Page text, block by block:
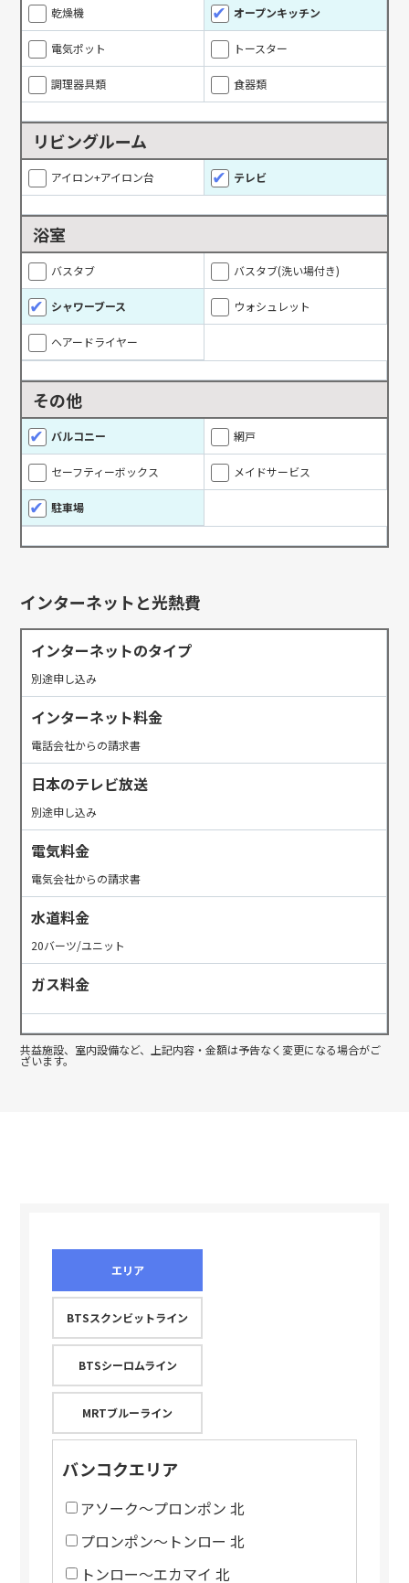
乾燥機 オープンキッチン
電気ポット トースター
調理器具類 食器類
リビングルーム
アイロン+アイロン台 テレビ
浴室
バスタブ バスタブ(洗い場付き)
シャワーブース ウォシュレット
ヘアードライヤー
その他
バルコニー 網戸
セーフティーボックス メイドサービス
駐車場
インターネットと光熱費
インターネットのタイプ
別途申し込み
インターネット料金
電話会社からの請求書
日本のテレビ放送
別途申し込み
電気料金
電気会社からの請求書
水道料金
20バーツ/ユニット
ガス料金
共益施設、室内設備など、上記内容・金額は予告なく変更になる場合がご
ざいます。
エリア
BTSスクンビットライン
BTSシーロムライン
MRTブルーライン
バンコクエリア
アソーク～プロンポン 北
プロンポン～トンロー 北
トンロー～エカマイ 北